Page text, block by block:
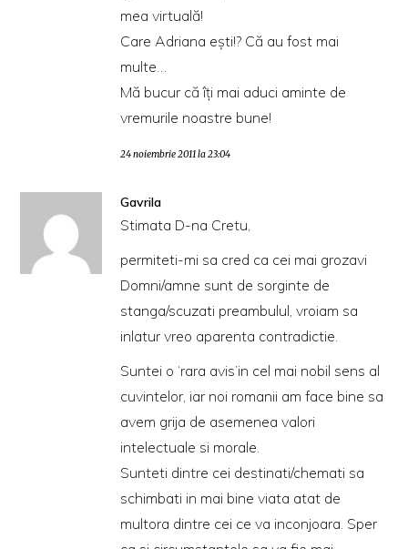
mea virtuală!
Care Adriana ești!? Că au fost mai
multe…
Mă bucur că îți mai aduci aminte de
vremurile noastre bune!
24 noiembrie 2011 la 23:04
Gavrila
Stimata D-na Cretu,
permiteti-mi sa cred ca cei mai grozavi
Domni/amne sunt de sorginte de
stanga/scuzati preambulul, vroiam sa
inlatur vreo aparenta contradictie.
Suntei o ‘rara avis’in cel mai nobil sens al
cuvintelor, iar noi romanii am face bine sa
avem grija de asemenea valori
intelectuale si morale.
Sunteti dintre cei destinati/chemati sa
schimbati in mai bine viata atat de
multora dintre cei ce va inconjoara. Sper